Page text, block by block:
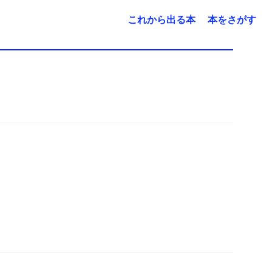
これから出る本 本をさがす